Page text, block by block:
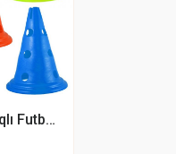
Yüksək Dayanıqlı Futbol Təlim Konusları Rengli Məşqi Baryeri